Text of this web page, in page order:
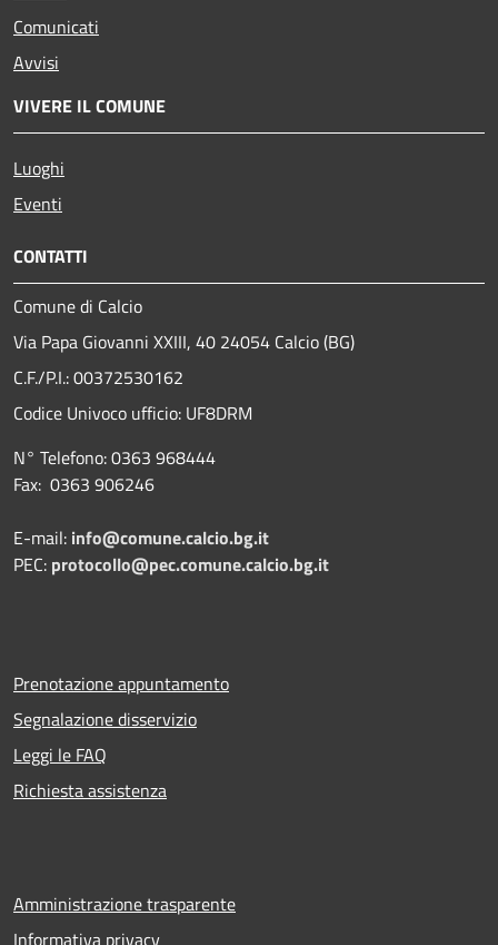
Comunicati
Avvisi
VIVERE IL COMUNE
Luoghi
Eventi
CONTATTI
Comune di Calcio
Via Papa Giovanni XXIII, 40 24054 Calcio (BG)
C.F./P.I.: 00372530162
Codice Univoco ufficio: UF8DRM
N° Telefono: 0363 968444
Fax: 0363 906246
E-mail: info@comune.calcio.bg.it
PEC: protocollo@pec.comune.calcio.bg.it
Prenotazione appuntamento
Segnalazione disservizio
Leggi le FAQ
Richiesta assistenza
Amministrazione trasparente
Informativa privacy